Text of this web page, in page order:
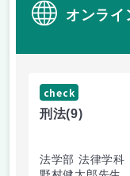
オンライ
check
刑法(9)
法学部 法律学科